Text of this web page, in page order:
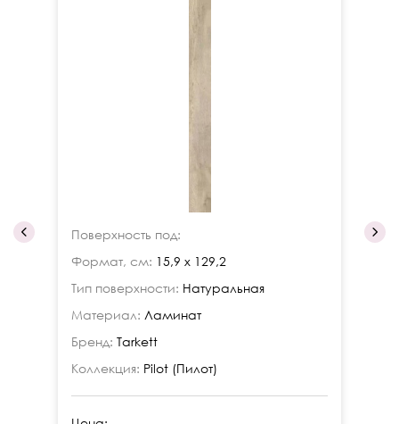
Поверхность под:
Формат, см: 15,9 x 129,2
Тип поверхности: Натуральная
Материал: Ламинат
Бренд: Tarkett
Коллекция: Pilot (Пилот)